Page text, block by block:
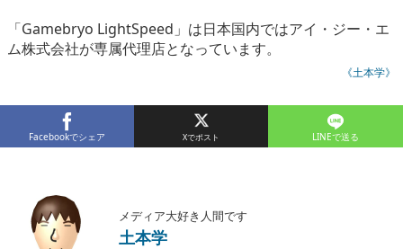
「Gamebryo LightSpeed」は日本国内ではアイ・ジー・エ
ム株式会社が専属代理店となっています。
《土本学》
Facebookでシェア LINEで送る
メディア大好き人間です
土本学